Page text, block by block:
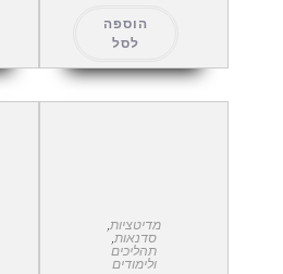
הוספה
לסל
מדיטציות,
סדנאות,
תהליכים
ולימודים